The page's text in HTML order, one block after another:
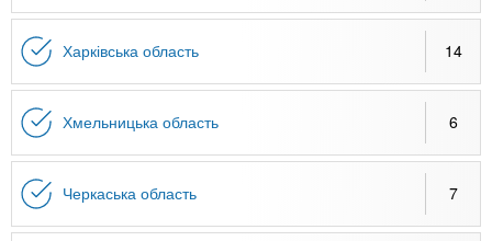
Харківська область 14
Хмельницька область 6
Черкаська область 7